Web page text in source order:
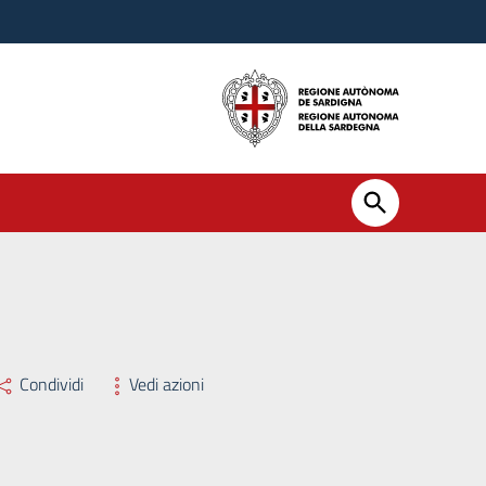
Condividi Vedi azioni